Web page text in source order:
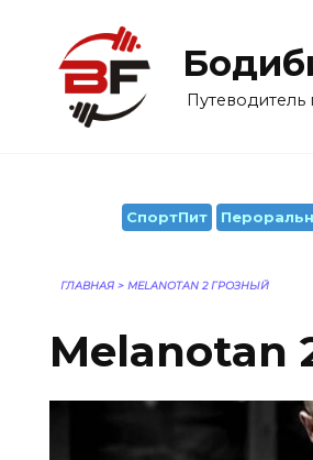
содержанию
СпортПит
ГЛАВНАЯ > MELANOTAN 2 ГРОЗНЫЙ
Melanotan